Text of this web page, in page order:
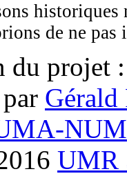
de ne pas
du projet
NUM
UMR